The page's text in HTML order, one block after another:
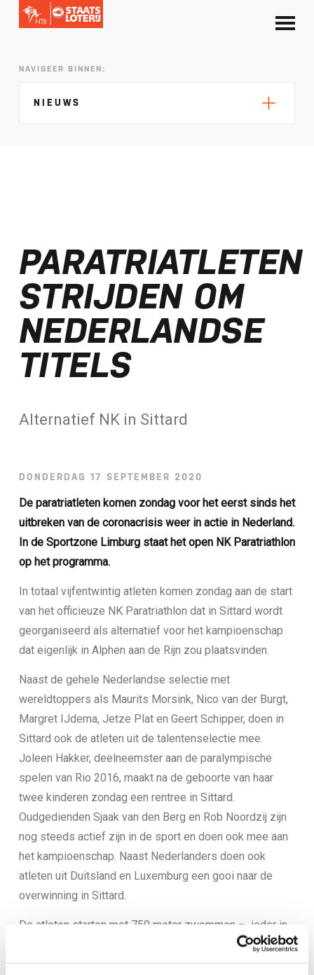
NAVIGEER BINNEN:
NIEUWS
Selectie EK lange afstand Almere bekend
Kalenders T50 en T100 World Championship
Tour 2027 bekend
NTB ontvangt bijdrage van Nederlandse
Loterij​
ALLE NIEUWSBERICHTEN
PARATRIATLETEN
STRIJDEN OM
NEDERLANDSE
TITELS
Alternatief NK in Sittard
DONDERDAG 17 SEPTEMBER 2020
De paratriatleten komen zondag voor het eerst sinds het
uitbreken van de coronacrisis weer in actie in Nederland.
In de Sportzone Limburg staat het open NK Paratriathlon
op het programma.
In totaal vijfentwintig atleten komen zondag aan de start
van het officieuze NK Paratriathlon dat in Sittard wordt
georganiseerd als alternatief voor het kampioenschap
dat eigenlijk in Alphen aan de Rijn zou plaatsvinden.
Naast de gehele Nederlandse selectie met
wereldtoppers als Maurits Morsink, Nico van der Burgt,
Margret IJdema, Jetze Plat en Geert Schipper, doen in
Sittard ook de atleten uit de talentenselectie mee.
Joleen Hakker, deelneemster aan de paralympische
spelen van Rio 2016, maakt na de geboorte van haar
twee kinderen zondag een rentree in Sittard.
Oudgedienden Sjaak van den Berg en Rob Noordzij zijn
nog steeds actief zijn in de sport en doen ook mee aan
het kampioenschap. Naast Nederlanders doen ook
atleten uit Duitsland en Luxemburg een gooi naar de
overwinning in Sittard.
De atleten starten met 750 meter zwemmen – ieder in
een eigen baan in verschillende startseries – in
zwembad De Nieuwe Hateboer in Sittard. Daarna